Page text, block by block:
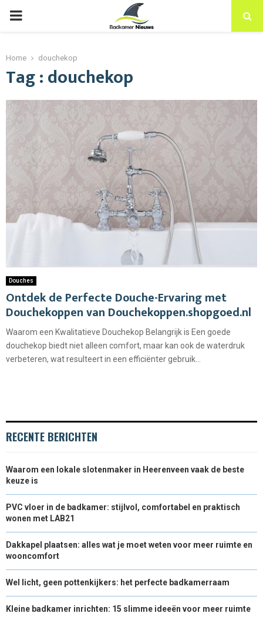
PRIMARY
Home douchekop
Tag : douchekop
Douches
Ontdek de Perfecte Douche-Ervaring met
Douchekoppen van Douchekoppen.shopgoed.nl
Waarom een Kwalitatieve Douchekop Belangrijk is Een goede
douchekop biedt niet alleen comfort, maar kan ook de waterdruk
verbeteren, wat resulteert in een efficiënter gebruik...
RECENTE BERICHTEN
Waarom een lokale slotenmaker in Heerenveen vaak de beste
keuze is
PVC vloer in de badkamer: stijlvol, comfortabel en praktisch
wonen met LAB21
Dakkapel plaatsen: alles wat je moet weten voor meer ruimte en
wooncomfort
Wel licht, geen pottenkijkers: het perfecte badkamerraam
Kleine badkamer inrichten: 15 slimme ideeën voor meer ruimte